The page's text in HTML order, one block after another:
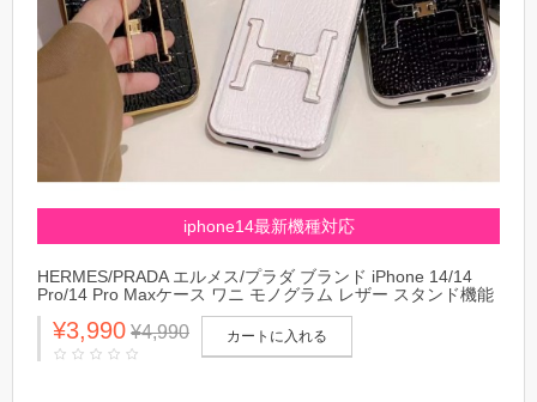
iphone14最新機種対応
HERMES/PRADA エルメス/プラダ ブランド iPhone 14/14
Pro/14 Pro Maxケース ワニ モノグラム レザー スタンド機能
革 ジャケット型 落下防止 アイフォン14/14プロ/14プロ マッ
クス/13/12/11カバー 皮革 ファッション メンズ レディース
¥3,990 ¥4,990 カートに入れる